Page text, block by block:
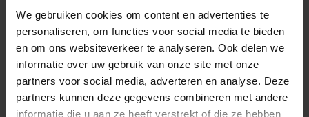
We gebruiken cookies om content en advertenties te
personaliseren, om functies voor social media te bieden
en om ons websiteverkeer te analyseren. Ook delen we
informatie over uw gebruik van onze site met onze
partners voor social media, adverteren en analyse. Deze
partners kunnen deze gegevens combineren met andere
informatie die u aan ze heeft verstrekt of die ze hebben